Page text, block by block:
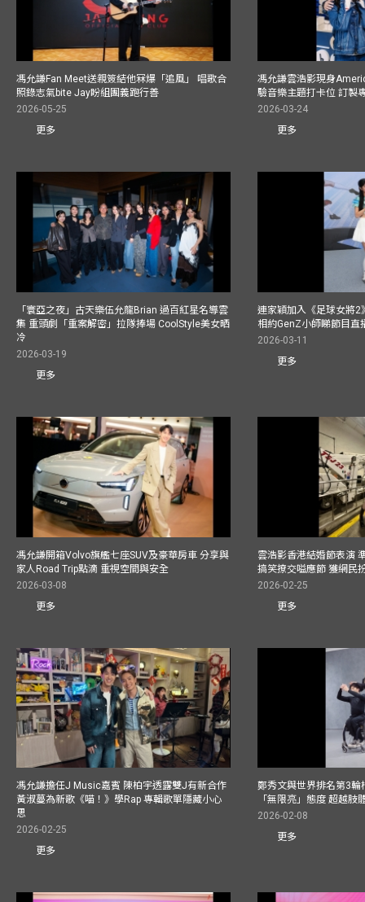
馮允謙Fan Meet送親簽結他冧爆「追風」 唱歌合
照錄志氣bite Jay盼組團義跑行善
2026-05-25
更多
馮允謙雲浩影現身
驗音樂主題打卡位 訂製
2026-03-24
更多
「寰亞之夜」古天樂伍允龍Brian 過百紅星名導雲
集 重頭劇「重案解密」拉隊捧場 CoolStyle美女晒
冷
2026-03-19
更多
連家穎加入《足球女將
相約GenZ小師睇節目直
2026-03-11
更多
馮允謙開箱Volvo旗艦七座SUV及豪華房車 分享與
家人Road Trip點滴 重視空間與安全
2026-03-08
更多
雲浩影香港結婚節表演
搞笑撩交嗌應節 獲網民
2026-02-25
更多
馮允謙擔任J Music嘉賓 陳柏宇透露雙J有新合作
黃淑蔓為新歌《喵！》學Rap 專輯歌單隱藏小心
思
2026-02-25
更多
鄭秀文與世界排名第3輪
「無限亮」態度 超越肢
2026-02-08
更多